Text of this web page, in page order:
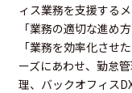
ィス業務を支援するメ
「業務の適切な進め
「業務を効率化させ
ーズにあわせ、勤怠
理、バックオフィス